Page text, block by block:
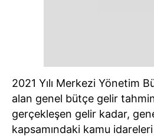
2021 Yılı Merkezi Yönetim
alan genel bütçe gelir
gerçekleşen gelir kadar,
kapsamındaki kamu